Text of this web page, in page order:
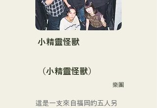
持。成員們充分發揮各自的
個性，打造出溫柔溫暖的音
樂。
目前，他們主要在福岡等地
媒體上發布和直播影片。
小精靈怪獸
（小精靈怪獸）
樂團
這是一支來自福岡的五人另